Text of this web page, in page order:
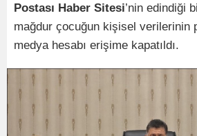
Postası Haber Sitesi’nin edindiği
mağdur çocuğun kişisel verilerinin
medya hesabı erişime kapatıldı.